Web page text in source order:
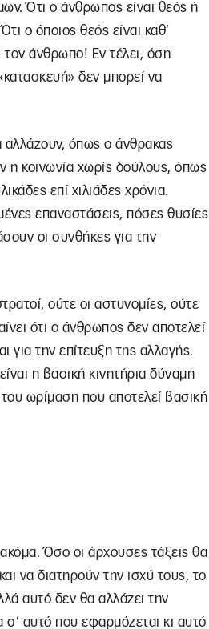
Ότι ο άνθρωπος είναι θεός ή
ο όποιος θεός είναι καθ’
τον άνθρωπο! Εν τέλει, όση
δεν μπορεί να
αλλάζουν, όπως ο άνθρακας
η κοινωνία χωρίς δούλους, όπως
επί χιλιάδες χρόνια.
επαναστάσεις, πόσες θυσίες
οι συνθήκες για την
ούτε οι αστυνομίες, ούτε
ότι ο άνθρωπος δεν αποτελεί
για την επίτευξη της αλλαγής.
η βασική κινητήρια δύναμη
του ωρίμαση που αποτελεί βασική
Όσο οι άρχουσες τάξεις θα
να διατηρούν την ισχύ τους, το
αυτό δεν θα αλλάζει την
αυτό που εφαρμόζεται κι αυτό